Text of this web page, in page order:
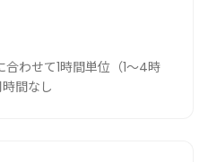
わせて1時間単位（1〜4時
間なし